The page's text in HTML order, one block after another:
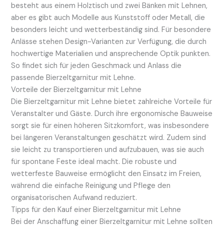
besteht aus einem Holztisch und zwei Bänken mit Lehnen,
aber es gibt auch Modelle aus Kunststoff oder Metall, die
besonders leicht und wetterbeständig sind. Für besondere
Anlässe stehen Design-Varianten zur Verfügung, die durch
hochwertige Materialien und ansprechende Optik punkten.
So findet sich für jeden Geschmack und Anlass die
passende Bierzeltgarnitur mit Lehne.
Vorteile der Bierzeltgarnitur mit Lehne
Die Bierzeltgarnitur mit Lehne bietet zahlreiche Vorteile für
Veranstalter und Gäste. Durch ihre ergonomische Bauweise
sorgt sie für einen höheren Sitzkomfort, was insbesondere
bei längeren Veranstaltungen geschätzt wird. Zudem sind
sie leicht zu transportieren und aufzubauen, was sie auch
für spontane Feste ideal macht. Die robuste und
wetterfeste Bauweise ermöglicht den Einsatz im Freien,
während die einfache Reinigung und Pflege den
organisatorischen Aufwand reduziert.
Tipps für den Kauf einer Bierzeltgarnitur mit Lehne
Bei der Anschaffung einer Bierzeltgarnitur mit Lehne sollten